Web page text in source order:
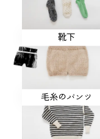
靴下
毛糸のパンツ